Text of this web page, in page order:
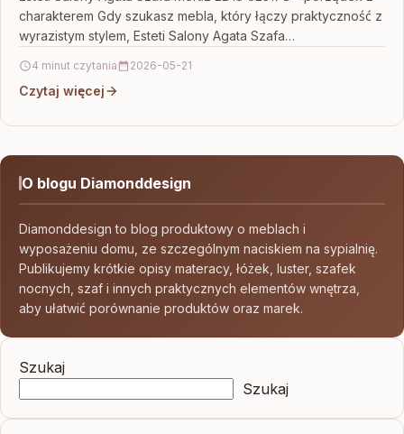
charakterem Gdy szukasz mebla, który łączy praktyczność z
wyrazistym stylem, Esteti Salony Agata Szafa…
4 minut czytania 2026-05-21
Czytaj więcej
O blogu Diamonddesign
Diamonddesign to blog produktowy o meblach i
wyposażeniu domu, ze szczególnym naciskiem na sypialnię.
Publikujemy krótkie opisy materacy, łóżek, luster, szafek
nocnych, szaf i innych praktycznych elementów wnętrza,
aby ułatwić porównanie produktów oraz marek.
Szukaj
Szukaj